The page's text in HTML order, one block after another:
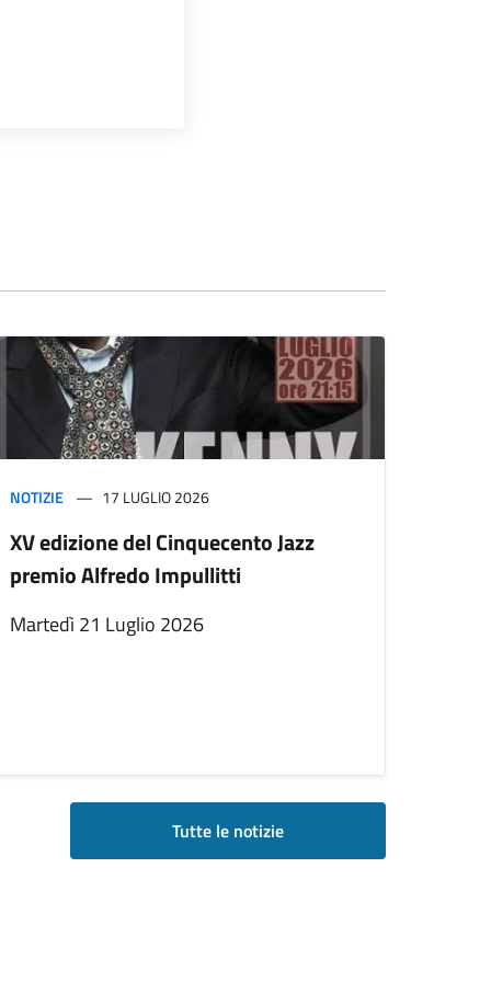
NOTIZIE 17 LUGLIO 2026
XV edizione del Cinquecento Jazz
premio Alfredo Impullitti
Martedì 21 Luglio 2026
Tutte le notizie